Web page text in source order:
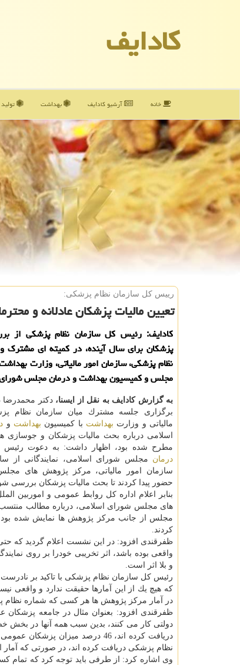
كادایف
خانه آرشیو كادایف بهداشت تولید
رییس كل سازمان نظام پزشكی:
تعیین مالیات پزشكان عادلانه و
كادایف: رئیس كل سازمان نظام پزشكی از
پزشكان برای سال آینده، در كمیته ای مشترك
نظام پزشكی، سازمان امور مالیاتی، وزارت
مجلس و كمیسیون بهداشت و درمان مجلس شورای
به گزارش كادایف به نقل از ایسنا،دكتر محمدرضا
برگزاری جلسه مشترك میان سازمان نظام
مالیاتی و وزارت بهداشت با كمیسیون بهداشت و
اسلامی درباره بحث مالیات پزشكان و جوسازی
مطرح شده بود، اظهار داشت: به دعوت رئیس
درمان مجلس شورای اسلامی، نمایندگانی از
سازمان امور مالیاتی، مركز پژوهش های
حضور پیدا كردند تا بحث مالیات پزشكان بررسی
بنابر اعلام اداره كل روابط عمومی و اموربین
های مجلس شورای اسلامی، درباره مطالب منتسب
مجلس از جانب مركز پژوهش ها نمایش شده
كردند.
ظفرقندی افزود: در این نشست اعلام گردید
واقعی بوده باشد، اثر تخریبی خودرا بر روی
و بلا اثر است.
رئیس كل سازمان نظام پزشكی با تاكید بر
كه هیچ یك از این آمارها حقیقت ندارد و
در آمار مركز پژوهش ها هر كسی كه شماره نظام
ظفرقندی افزود: بعنوان مثال در جامعه پزشكان
دولتی كار می كنند، بدین سبب همه آنها در بخش
نظام پزشكی دریافت كرده اند، در صورتی كه آمار
وی اشاره كرد: از طرفی باید توجه كرد كه تمام